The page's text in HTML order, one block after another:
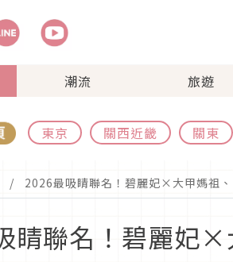
潮流 旅遊
東京 關西近畿 關東
2026最吸睛聯名！碧麗妃×大甲媽祖
睛聯名！碧麗妃